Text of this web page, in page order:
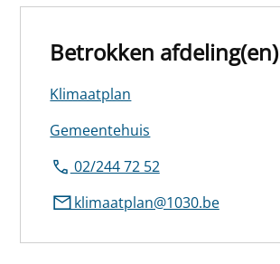
Betrokken afdeling(en)
Klimaatplan
Gemeentehuis
02/244 72 52
klimaatplan@1030.be